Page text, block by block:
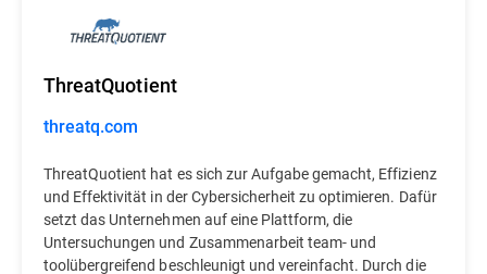
ThreatQuotient
threatq.com
ThreatQuotient hat es sich zur Aufgabe gemacht, Effizienz
und Effektivität in der Cybersicherheit zu optimieren. Dafür
setzt das Unternehmen auf eine Plattform, die
Untersuchungen und Zusammenarbeit team- und
toolübergreifend beschleunigt und vereinfacht. Durch die